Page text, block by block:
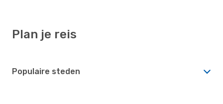
Plan je reis
Populaire steden